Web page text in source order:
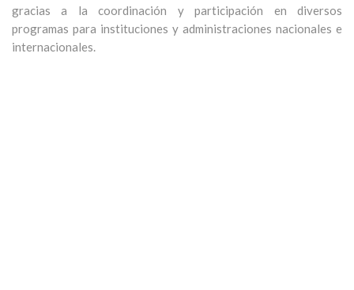
gracias a la coordinación y participación en diversos
programas para instituciones y administraciones nacionales e
internacionales.